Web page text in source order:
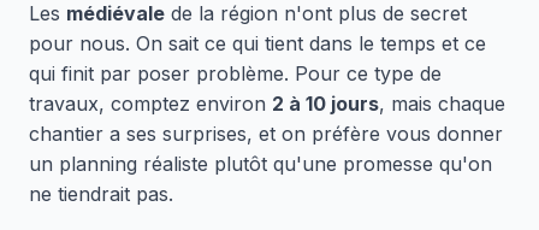
Les médiévale de la région n'ont plus de secret
pour nous. On sait ce qui tient dans le temps et ce
qui finit par poser problème. Pour ce type de
travaux, comptez environ 2 à 10 jours, mais chaque
chantier a ses surprises, et on préfère vous donner
un planning réaliste plutôt qu'une promesse qu'on
ne tiendrait pas.